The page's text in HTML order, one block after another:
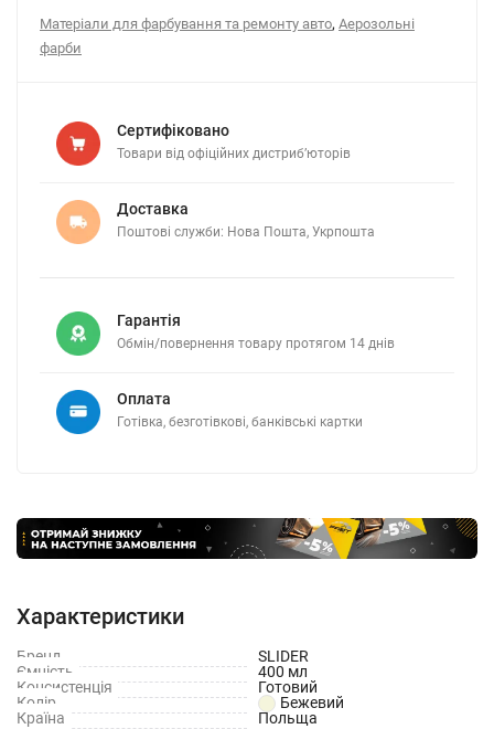
Матеріали для фарбування та ремонту авто, Аерозольні
фарби
Сертифіковано
Товари від офіційних дистриб’юторів
Доставка
Поштові служби: Нова Пошта, Укрпошта
Гарантія
Обмін/повернення товару протягом 14 днів
Оплата
Готівка, безготівкові, банківські картки
Характеристики
Бренд
SLIDER
Ємність
400 мл
Консистенція
Готовий
Колір
Бежевий
Країна
Польща